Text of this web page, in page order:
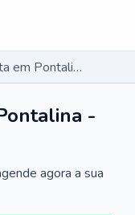
Dermatologista em Pontalina - GO
-
agora a sua